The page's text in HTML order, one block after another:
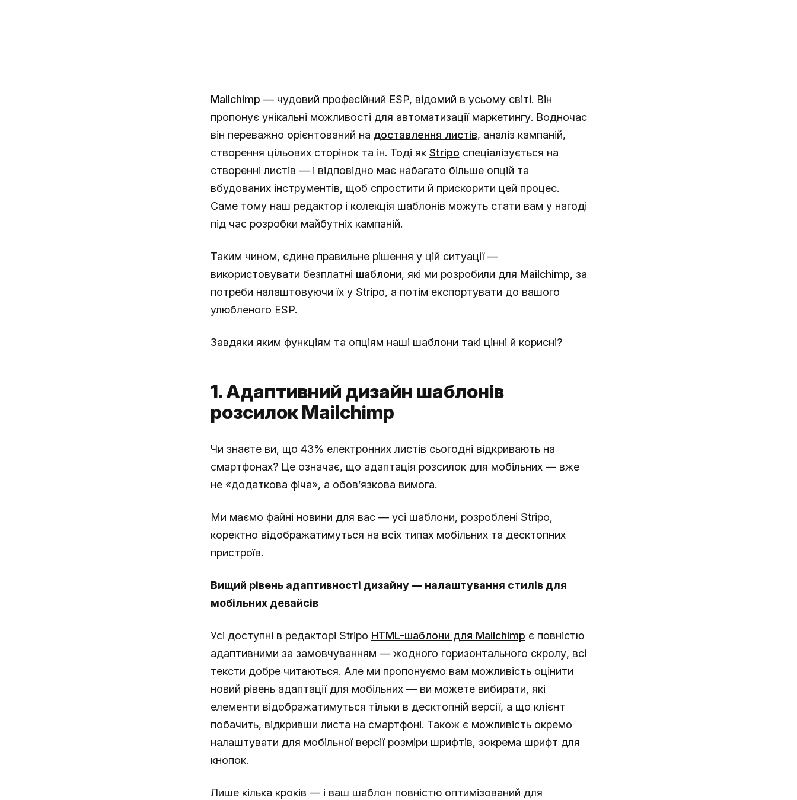
Mailchimp — чудовий професійний ESP, відомий в усьому світі. Він
пропонує унікальні можливості для автоматизації маркетингу. Водночас
він переважно орієнтований на доставлення листів, аналіз кампаній,
створення цільових сторінок та ін. Тоді як Stripo спеціалізується на
створенні листів — і відповідно має набагато більше опцій та
вбудованих інструментів, щоб спростити й прискорити цей процес.
Саме тому наш редактор і колекція шаблонів можуть стати вам у нагоді
під час розробки майбутніх кампаній.
Таким чином, єдине правильне рішення у цій ситуації —
використовувати безплатні шаблони, які ми розробили для Mailchimp, за
потреби налаштовуючи їх у Stripo, а потім експортувати до вашого
улюбленого ESP.
Завдяки яким функціям та опціям наші шаблони такі цінні й корисні?
1. Адаптивний дизайн шаблонів
розсилок Mailchimp
Чи знаєте ви, що 43% електронних листів сьогодні відкривають на
смартфонах? Це означає, що адаптація розсилок для мобільних — вже
не «додаткова фіча», а обов’язкова вимога.
Ми маємо файні новини для вас — усі шаблони, розроблені Stripo,
коректно відображатимуться на всіх типах мобільних та десктопних
пристроїв.
Вищий рівень адаптивності дизайну — налаштування стилів для
мобільних девайсів
Усі доступні в редакторі Stripo HTML-шаблони для Mailchimp є повністю
адаптивними за замовчуванням — жодного горизонтального скролу, всі
тексти добре читаються. Але ми пропонуємо вам можливість оцінити
новий рівень адаптації для мобільних — ви можете вибирати, які
елементи відображатимуться тільки в десктопній версії, а що клієнт
побачить, відкривши листа на смартфоні. Також є можливість окремо
налаштувати для мобільної версії розміри шрифтів, зокрема шрифт для
кнопок.
Лише кілька кроків — і ваш шаблон повністю оптимізований для